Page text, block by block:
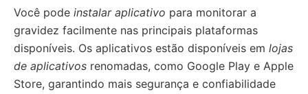
Você pode instalar aplicativo para monitorar a
gravidez facilmente nas principais plataformas
disponíveis. Os aplicativos estão disponíveis em lojas
de aplicativos renomadas, como Google Play e Apple
Store, garantindo mais segurança e confiabilidade